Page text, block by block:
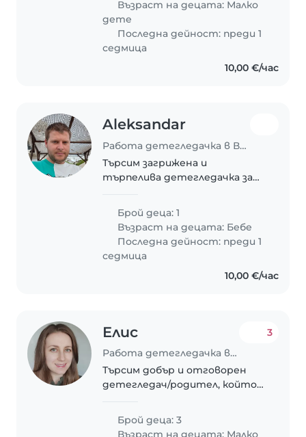
Възраст на децата: Малко
дете
Последна дейност: преди 1
седмица
10,00 €/час
Aleksandar
Работа детегледачка в Варна
Търсим загрижена и
търпелива детегледачка за
говори български, руски и
английски.
Брой деца: 1
Възраст на децата: Бебе
Последна дейност: преди 1
седмица
10,00 €/час
Елис
Работа детегледачка в Варна
3
Търсим добър и отговорен
детегледач/родител, който
- две деца в градинска
възраст и едно в ясла 2г+.
Брой деца: 3
Възраст на децата: Малко